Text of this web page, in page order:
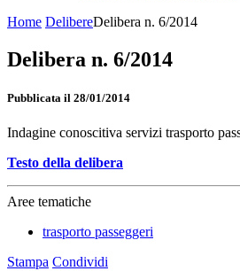
Home DelibereDelibera n. 6/2014
Delibera n. 6/2014
Pubblicata il 28/01/2014
Indagine conoscitiva servizi trasporto
Testo della delibera
Aree tematiche
trasporto passeggeri
Stampa Condividi